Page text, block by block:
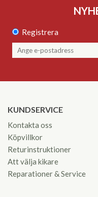
Registrera
KUNDSERVICE
Kontakta oss
Köpvillkor
Returinstruktioner
Att välja kikare
Reparationer & Service